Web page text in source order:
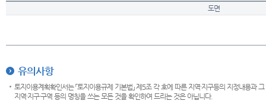
도면
유의사항
토지이용계획확인서는 「토지이용규제 기본법」 제5조 각 호에 따른 지역·지구등의 지정내용
지역·지구·구역 등의 명칭을 쓰는 모든 것을 확인하여 드리는 것은 아닙니다.